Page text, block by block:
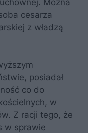
Można
cesarza
z władzą
posiadał
co do
w
Z racji tego, że
w sprawie